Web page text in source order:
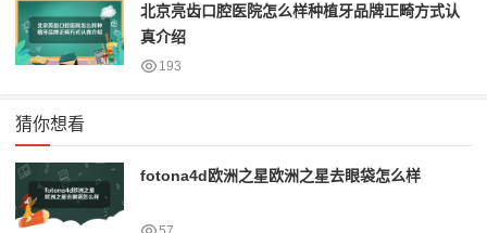
北京亮齿口腔医院怎么样种植牙品牌正畸方式认
真介绍
193
猜你想看
fotona4d欧洲之星欧洲之星去眼袋怎么样